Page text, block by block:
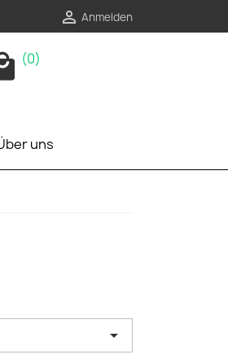
 Anmelden
(0)
uns
